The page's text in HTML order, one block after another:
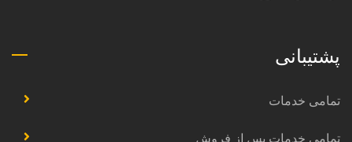
پشتیبانی
تمامی خدمات
تمامی خدمات پس از فروش